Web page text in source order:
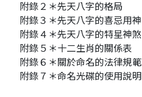
附錄２＊先天八字的格局
附錄３＊先天八字的喜忌用神
附錄４＊先天八字的特星神煞
附錄５＊十二生肖的關係表
附錄６＊關於命名的法律規範
附錄７＊命名光碟的使用說明